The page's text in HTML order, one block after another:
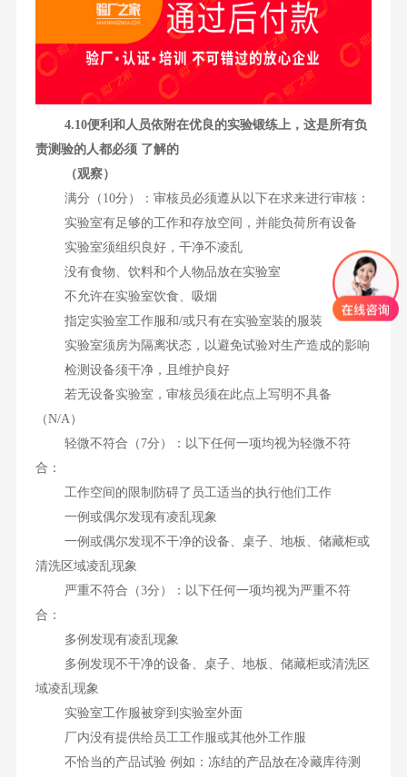
4.10便利和人员依附在优良的实验锻练上，这是所有负
责测验的人都必须 了解的
（观察）
满分（10分）：审核员必须遵从以下在求来进行审核：
实验室有足够的工作和存放空间，并能负荷所有设备
实验室须组织良好，干净不凌乱
没有食物、饮料和个人物品放在实验室
不允许在实验室饮食、吸烟
指定实验室工作服和/或只有在实验室装的服装
实验室须房为隔离状态，以避免试验对生产造成的影响
检测设备须干净，且维护良好
若无设备实验室，审核员须在此点上写明不具备
（N/A）
轻微不符合（7分）：以下任何一项均视为轻微不符
合：
工作空间的限制防碍了员工适当的执行他们工作
一例或偶尔发现有凌乱现象
一例或偶尔发现不干净的设备、桌子、地板、储藏柜或
清洗区域凌乱现象
严重不符合（3分）：以下任何一项均视为严重不符
合：
多例发现有凌乱现象
多例发现不干净的设备、桌子、地板、储藏柜或清洗区
域凌乱现象
实验室工作服被穿到实验室外面
厂内没有提供给员工工作服或其他外工作服
不恰当的产品试验 例如：冻结的产品放在冷藏库待测